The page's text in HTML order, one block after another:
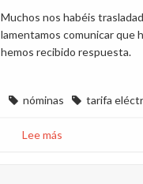
Muchos nos habéis
lamentamos comunicar que
hemos recibido respuesta.
nóminas tarifa
Lee más